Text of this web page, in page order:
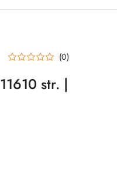
(0)
str. |